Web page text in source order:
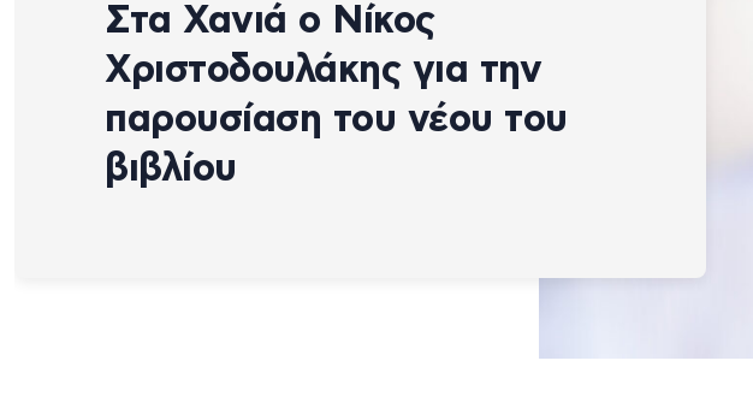
Στα Χανιά ο Νίκος
Χριστοδουλάκης για την
παρουσίαση του νέου του
βιβλίου